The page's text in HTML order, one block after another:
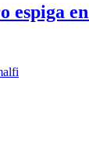
espiga